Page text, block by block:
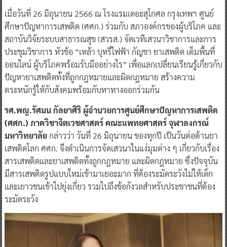
เมื่อวันที่ 26 มิถุนายน 2566 ณ โรงแรมเดอะสุโกศล กรุงเทพฯ ศูนย์
ศึกษาปัญหาการเสพติด (ศศก.) ร่วมกับ สภาองค์กรของผู้บริโภค และ
สถาบันวิจัยระบบสาธารณสุข (สวรส.) จัดเวทีเสวนาวิชาการและการ
ประชุมวิชาการ หัวข้อ “เหล้า บุหรี่ไฟฟ้า กัญชา ยาเสพติด เต็มพื้นที่
ออนไลน์ ผู้บริโภคพร้อมรับมืออย่างไร” เพื่อแลกเปลี่ยนเรียนรู้เกี่ยวกับ
ปัญหายาเสพติดทั้งที่ถูกกฎหมายและผิดกฎหมาย สร้างความ
ตระหนักรู้ให้กับสังคมพร้อมกับหาทางออกร่วมกัน
รศ.พญ.รัศมน กัลยาศิริ ผู้อำนวยการศูนย์ศึกษาปัญหาการเสพติด
(ศศก.) ภาควิชาจิตเวชศาสตร์ คณะแพทยศาสตร์ จุฬาลงกรณ์
มหาวิทยาลัยกล่าวว่า วันที่ 26 มิถุนายน ของทุกปี เป็นวันต่อต้านยา
เสพติดโลก ศศก. จึงดำเนินการจัดเสวนาในแง่มุมต่าง ๆ เกี่ยวกับเรื่อง
สารเสพติดและยาเสพติดทั้งถูกกฎหมาย และผิดกฎหมาย ซึ่งปัจจุบัน
มีสารเสพติดรูปแบบใหม่เข้ามาเยอะมาก ที่ต้องระมัดระวังไม่ให้เด็ก
และเยาวชนเข้าไปยุ่งเกี่ยว รวมไปถึงข้อกังวลสำหรับประชาชนที่ต้อง
ระมัดระวัง